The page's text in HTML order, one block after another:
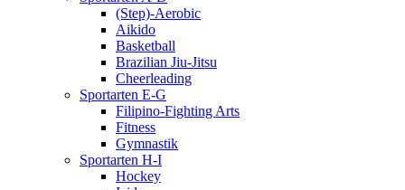
(Step)-Aerobic
Aikido
Basketball
Brazilian Jiu-Jitsu
Cheerleading
Sportarten E-G
Filipino-Fighting Arts
Fitness
Gymnastik
Sportarten H-I
Hockey